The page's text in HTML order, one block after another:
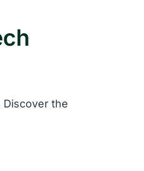
Discover the